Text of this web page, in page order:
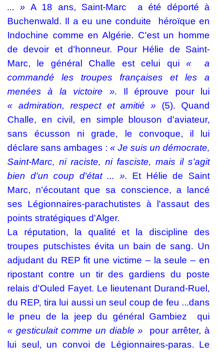
... » A 18 ans, Saint-Marc
a été déporté à
Buchenwald. Il a eu une conduite
héroïque en
Indochine comme en Algérie. C'est un homme
de devoir et d'honneur. Pour Hélie de Saint-
Marc, le général Challe est celui qui« a
commandé les troupes françaises et les a
menées à la victoire ». Il éprouve pour lui
« admiration, respect et amitié » (5). Quand
Challe, en civil, en simple blouson d'aviateur,
sans écusson ni grade, le convoque, il lui
déclare sans ambages : « Je suis un démocrate,
Saint-Marc, ni raciste, ni fasciste, mais il s'agit
bien d'un coup d'état ... ». Et Hélie de Saint
Marc, n'écoutant que sa conscience, a lancé
ses Légionnaires-parachutistes à l'assaut des
points stratégiques d'Alger.
La réputation, la qualité et la discipline des
troupes putschistes évita un bain de sang. Un
adjudant du REP fit une victime – la seule – en
ripostant contre un tir des gardiens du poste
relais d'Ouled Fayet. Le lieutenant Durand-Ruel,
du REP, tira lui aussi un seul coup de feu ...dans
le pneu de la jeep du général Gambiez
qui
« gesticulait comme un diable »
pour arrêter, à
lui seul, un convoi de Légionnaires-paras. Le